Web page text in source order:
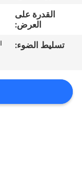
القضايا
اطلب
أسعار
القدرة على
العرض:
تسليط الضوء: